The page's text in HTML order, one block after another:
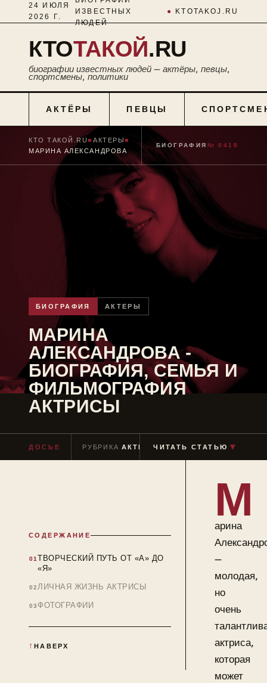
24 ИЮЛЯ
2026 Г.
ИЗВЕСТНЫХ
ЛЮДЕЙ
● KTOTAKOJ.RU
КТОТАКОЙ.RU
биографии известных людей — актёры, певцы,
спортсмены, политики
АКТЁРЫ ПЕВЦЫ
КТО ТАКОЙ.RU■АКТЕРЫ■
МАРИНА АЛЕКСАНДРОВА
БИОГРАФИЯ № 0418
БИОГРАФИЯ АКТЕРЫ
МАРИНА
АЛЕКСАНДРОВА -
БИОГРАФИЯ, СЕМЬЯ И
ФИЛЬМОГРАФИЯ
АКТРИСЫ
ДОСЬЕ РУБРИКААКТЕРЫ ЧТЕНИЕ ≈ 12 МИН
ЧИТАТЬ СТАТЬЮ ▼
СОДЕРЖАНИЕ
ТВОРЧЕСКИЙ ПУТЬ ОТ «А» ДО
«Я»
ЛИЧНАЯ ЖИЗНЬ АКТРИСЫ
ФОТОГРАФИИ
НАВЕРХ
М
арина
—
молодая,
но
очень
актриса,
которая
может